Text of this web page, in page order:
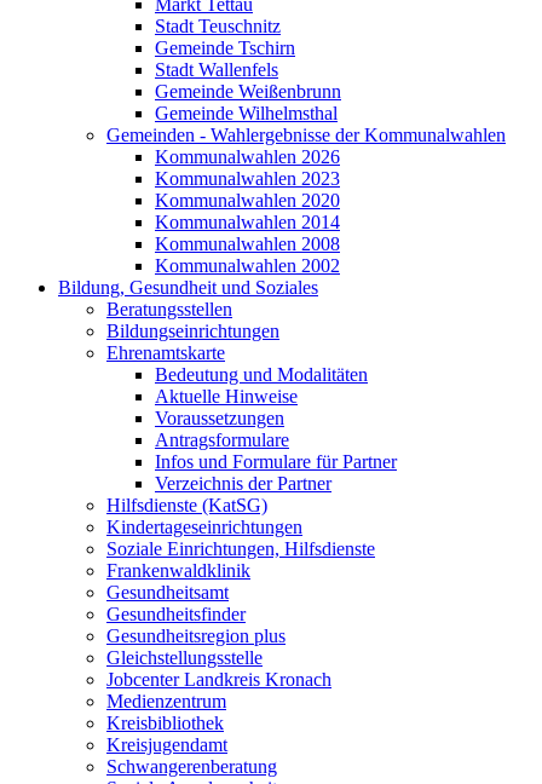
Markt Tettau
Stadt Teuschnitz
Gemeinde Tschirn
Stadt Wallenfels
Gemeinde Weißenbrunn
Gemeinde Wilhelmsthal
Gemeinden - Wahlergebnisse der Kommunalwahlen
Kommunalwahlen 2026
Kommunalwahlen 2023
Kommunalwahlen 2020
Kommunalwahlen 2014
Kommunalwahlen 2008
Kommunalwahlen 2002
Bildung, Gesundheit und Soziales
Beratungsstellen
Bildungseinrichtungen
Ehrenamtskarte
Bedeutung und Modalitäten
Aktuelle Hinweise
Voraussetzungen
Antragsformulare
Infos und Formulare für Partner
Verzeichnis der Partner
Hilfsdienste (KatSG)
Kindertageseinrichtungen
Soziale Einrichtungen, Hilfsdienste
Frankenwaldklinik
Gesundheitsamt
Gesundheitsfinder
Gesundheitsregion plus
Gleichstellungsstelle
Jobcenter Landkreis Kronach
Medienzentrum
Kreisbibliothek
Kreisjugendamt
Schwangerenberatung